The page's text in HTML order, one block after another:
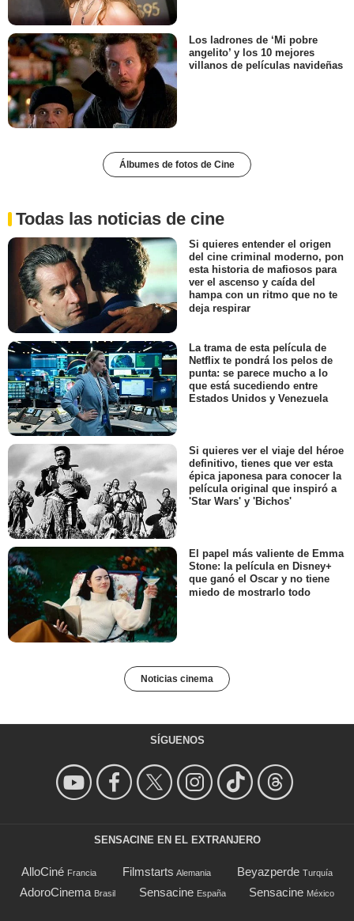
Los ladrones de ‘Mi pobre
angelito’ y los 10 mejores
villanos de películas navideñas
Álbumes de fotos de Cine
Todas las noticias de cine
Si quieres entender el origen
del cine criminal moderno, pon
esta historia de mafiosos para
ver el ascenso y caída del
hampa con un ritmo que no te
deja respirar
La trama de esta película de
Netflix te pondrá los pelos de
punta: se parece mucho a lo
que está sucediendo entre
Estados Unidos y Venezuela
Si quieres ver el viaje del héroe
definitivo, tienes que ver esta
épica japonesa para conocer la
película original que inspiró a
'Star Wars' y 'Bichos'
El papel más valiente de Emma
Stone: la película en Disney+
que ganó el Oscar y no tiene
miedo de mostrarlo todo
Noticias cinema
SÍGUENOS
SENSACINE EN EL EXTRANJERO
AlloCiné Francia Filmstarts Alemania Beyazperde Turquía
AdoroCinema Brasil Sensacine España Sensacine México